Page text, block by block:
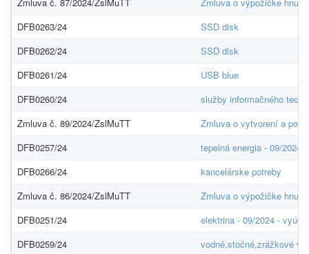
DFB0263/24
SSD disk
DFB0262/24
SSD disk
DFB0261/24
USB blue
DFB0260/24
služby informačného
Zmluva č. 89/2024/ZslMuTT
Zmluva o vytvorení a
DFB0257/24
tepelná energia - 09/2024
DFB0266/24
kancelárske potreby
Zmluva č. 86/2024/ZslMuTT
Zmluva o výpožičke
DFB0251/24
elektrina - 09/2024 -
DFB0259/24
vodné,stočné,zrážkové